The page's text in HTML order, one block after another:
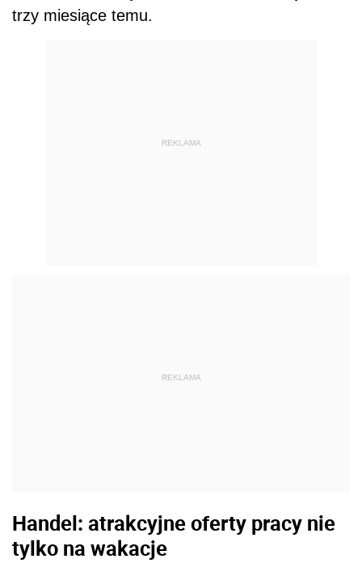
trzy miesiące temu.
REKLAMA
REKLAMA
Handel: atrakcyjne oferty pracy nie
tylko na wakacje